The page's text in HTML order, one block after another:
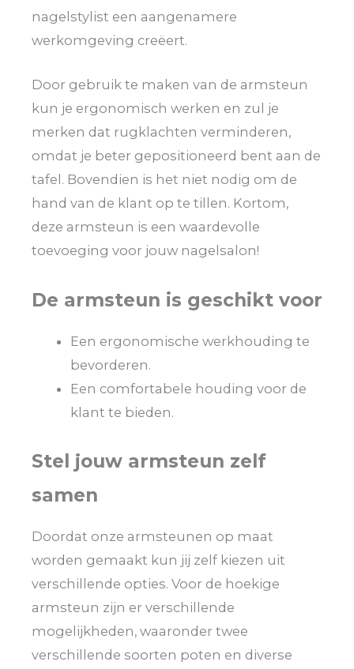
nagelstylist een aangenamere
werkomgeving creëert.
Door gebruik te maken van de armsteun
kun je ergonomisch werken en zul je
merken dat rugklachten verminderen,
omdat je beter gepositioneerd bent aan de
tafel. Bovendien is het niet nodig om de
hand van de klant op te tillen. Kortom,
deze armsteun is een waardevolle
toevoeging voor jouw nagelsalon!
De armsteun is geschikt voor
Een ergonomische werkhouding te
bevorderen.
Een comfortabele houding voor de
klant te bieden.
Stel jouw armsteun zelf
samen
Doordat onze armsteunen op maat
worden gemaakt kun jij zelf kiezen uit
verschillende opties. Voor de hoekige
armsteun zijn er verschillende
mogelijkheden, waaronder twee
verschillende soorten poten en diverse